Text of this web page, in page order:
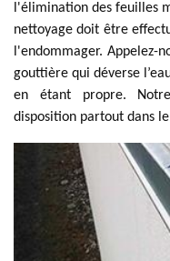
l'élimination des feuilles
nettoyage doit être
l'endommager. Appelez-
gouttière qui déverse
en étant propre.
disposition partout dans